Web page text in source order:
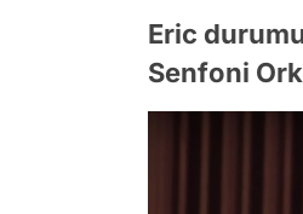
Eric
Senfoni